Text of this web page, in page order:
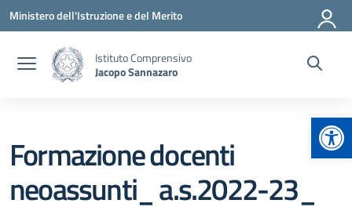
Vai ai contenuti
Vai al menu di navigazione
Vai al footer
Ministero dell'Istruzione e del Merito
Istituto Comprensivo
Jacopo Sannazaro
Formazione docenti
neoassunti_ a.s.2022-23_